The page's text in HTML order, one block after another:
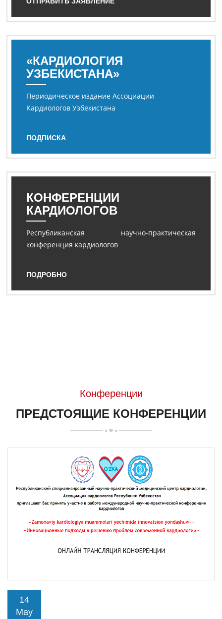
«КАРДИОЛОГИЯ
УЗБЕКИСТАНА»
Периодическое издание Ассоциации
Кардиологов Узбекистана
ПОДПИСКА
КОНФЕРЕНЦИИ
КАРДИОЛОГОВ
Республиканская научно-практическая
конференция кардиологов
ПОДРОБНО
Конференции
ПРЕДСТОЯЩИЕ КОНФЕРЕНЦИИ
14
May